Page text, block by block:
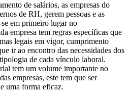
de salários, as empresas do
de RH, gerem pessoas e as
em primeiro lugar no
empresa tem regras específicas que
legais em vigor, cumprimento
ir ao encontro das necessidades dos
de cada vínculo laboral.
tem um volume importante no
empresas, este tem que ser
uma forma eficaz.